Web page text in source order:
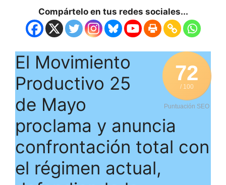
Compártelo en tus redes sociales...
72
/ 100
Puntuación SEO
El Movimiento
Productivo 25
de Mayo
proclama y anuncia
confrontación total con
el régimen actual,